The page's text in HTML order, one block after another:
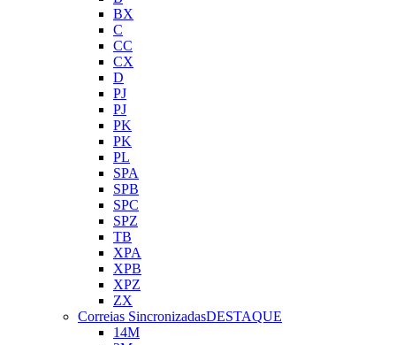
BX
C
CC
CX
D
PJ
PJ
PK
PK
PL
SPA
SPB
SPC
SPZ
TB
XPA
XPB
XPZ
ZX
Correias SincronizadasDESTAQUE
14M